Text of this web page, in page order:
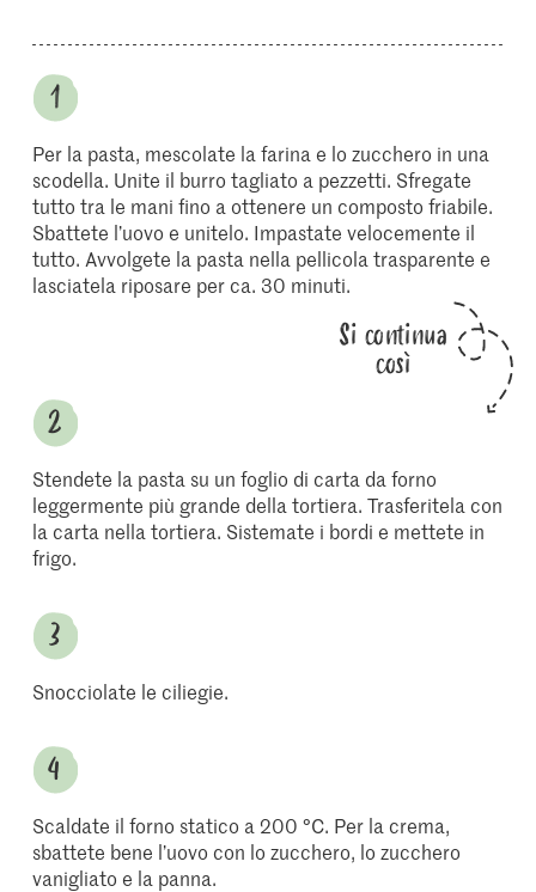
Per la pasta, mescolate la farina e lo zucchero in una
scodella. Unite il burro tagliato a pezzetti. Sfregate
tutto tra le mani fino a ottenere un composto friabile.
Sbattete l’uovo e unitelo. Impastate velocemente il
tutto. Avvolgete la pasta nella pellicola trasparente e
lasciatela riposare per ca. 30 minuti.
Si continua
così
Stendete la pasta su un foglio di carta da forno
leggermente più grande della tortiera. Trasferitela con
la carta nella tortiera. Sistemate i bordi e mettete in
frigo.
Snocciolate le ciliegie.
Scaldate il forno statico a 200 °C. Per la crema,
sbattete bene l’uovo con lo zucchero, lo zucchero
vanigliato e la panna.